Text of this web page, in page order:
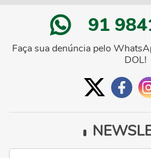
91
Faça sua denúncia pelo
DOL!